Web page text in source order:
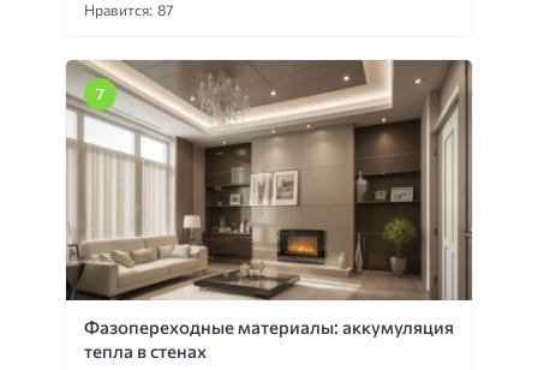
Нравится: 87
Фазопереходные материалы: аккумуляция
тепла в стенах